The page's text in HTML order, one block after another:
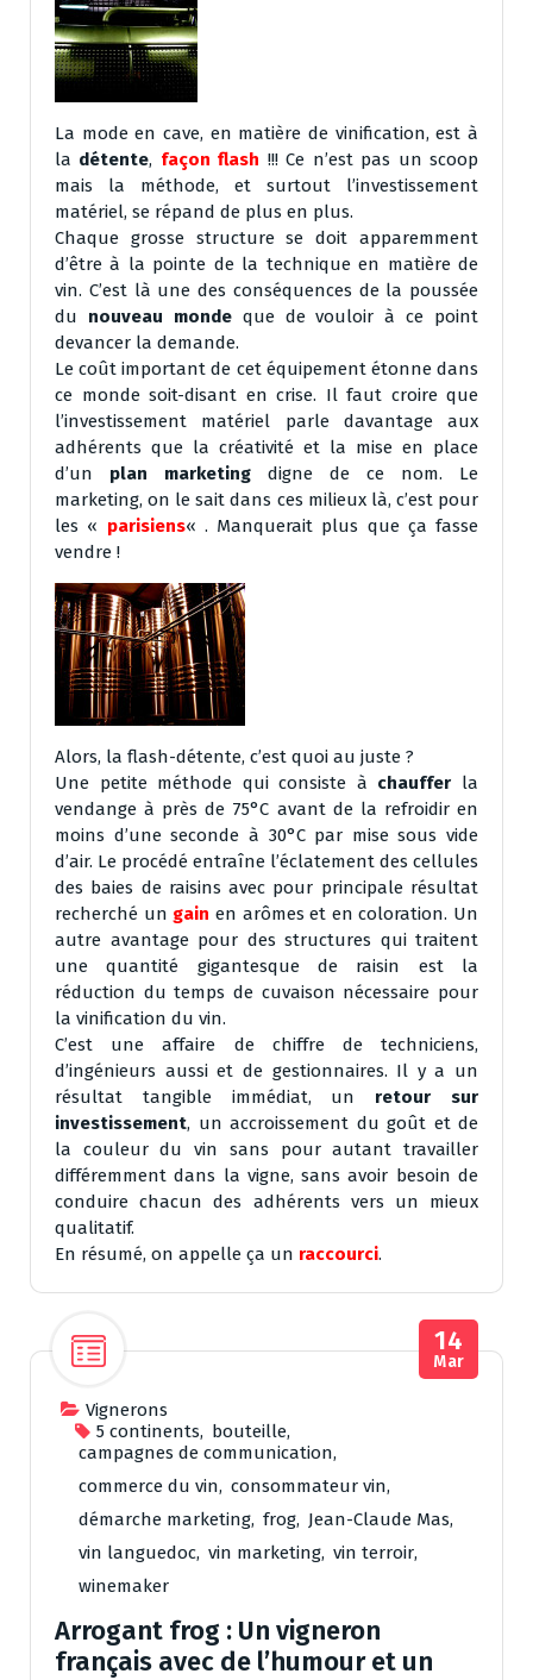
La mode en cave, en matière de vinification, est à
la détente, façon flash !!! Ce n’est pas un scoop
mais la méthode, et surtout l’investissement
matériel, se répand de plus en plus.
Chaque grosse structure se doit apparemment
d’être à la pointe de la technique en matière de
vin. C’est là une des conséquences de la poussée
du nouveau mondeque de vouloir à ce point
devancer la demande.
Le coût important de cet équipement étonne dans
ce monde soit-disant en crise. Il faut croire que
l’investissement matériel parle davantage aux
adhérents que la créativité et la mise en place
d’un plan marketing digne de ce nom. Le
marketing, on le sait dans ces milieux là, c’est pour
les « parisiens« . Manquerait plus que ça fasse
vendre !
Alors, la flash-détente, c’est quoi au juste ?
Une petite méthode qui consiste à chauffer la
vendange à près de 75°C avant de la refroidir en
moins d’une seconde à 30°C par mise sous vide
d’air. Le procédé entraîne l’éclatement des cellules
des baies de raisins avec pour principale résultat
recherché un gain en arômes et en coloration. Un
autre avantage pour des structures qui traitent
une quantité gigantesque de raisin est la
réduction du temps de cuvaison nécessaire pour
la vinification du vin.
C’est une affaire de chiffre de techniciens,
d’ingénieurs aussi et de gestionnaires. Il y a un
résultat tangible immédiat, un retour sur
investissement, un accroissement du goût et de
la couleur du vin sans pour autant travailler
différemment dans la vigne, sans avoir besoin de
conduire chacun des adhérents vers un mieux
qualitatif.
En résumé, on appelle ça un raccourci.
Vignerons
5 continents, bouteille,
campagnes de communication,
commerce du vin, consommateur vin,
démarche marketing, frog, Jean-Claude Mas,
vin languedoc, vin marketing, vin terroir,
winemaker
14
Mar
Arrogant frog : Un vigneron
français avec de l’humour et un